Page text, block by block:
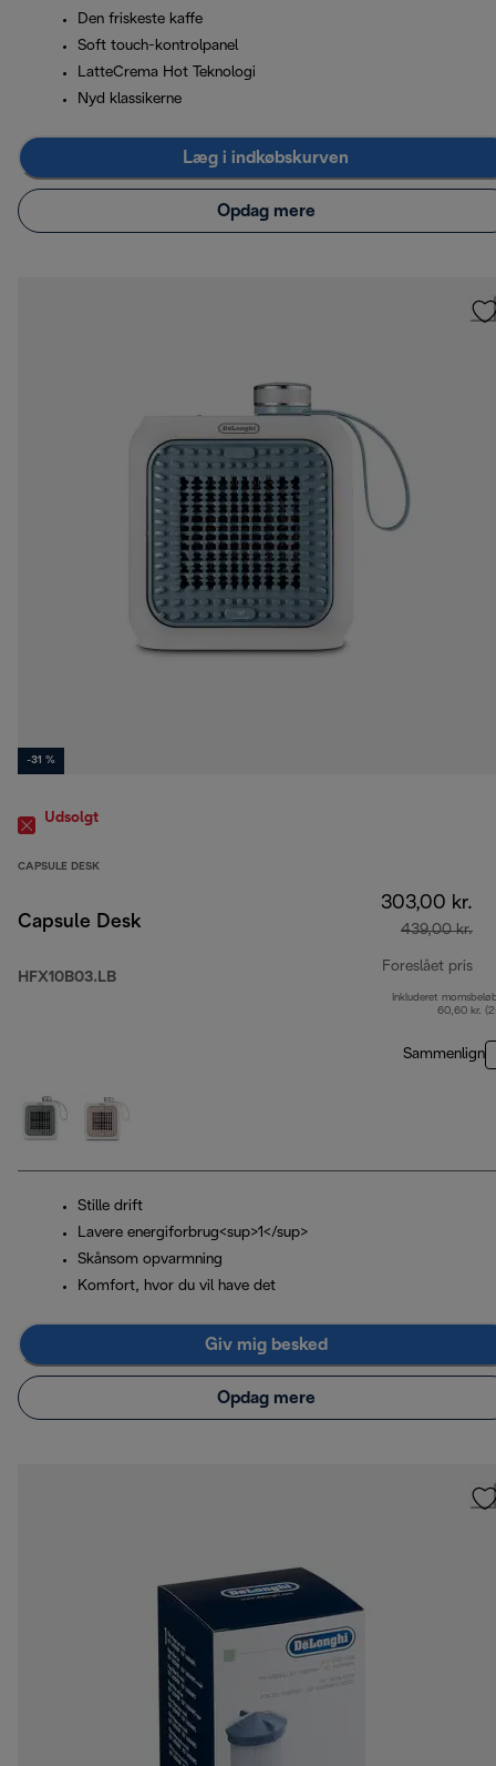
Den friskeste kaffe
Soft touch-kontrolpanel
LatteCrema Hot Teknologi
Nyd klassikerne
Læg i indkøbskurven
Opdag mere
-31 %
Udsolgt
CAPSULE DESK
Capsule Desk
HFX10B03.LB
303,00 kr.
439,00 kr.
Foreslået pris
Inkluderet
60,60 kr.
Sammenlign
Stille drift
Lavere energiforbrug<sup>1</sup>
Skånsom opvarmning
Komfort, hvor du vil have det
Giv mig besked
Opdag mere